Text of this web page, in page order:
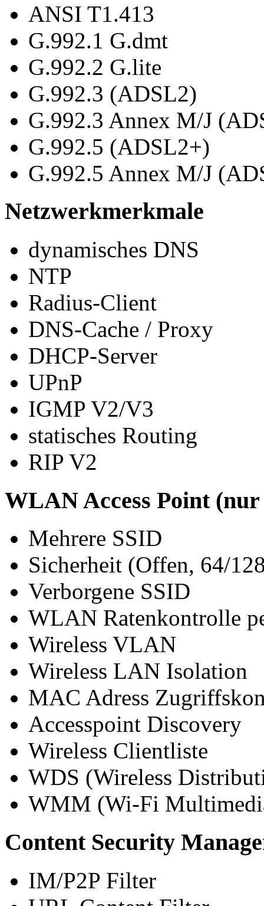
ANSI T1.413
G.992.1 G.dmt
G.992.2 G.lite
G.992.3 (ADSL2)
G.992.3 Annex M/J
G.992.5 (ADSL2+)
G.992.5 Annex M/J
Netzwerkmerkmale
dynamisches DNS
NTP
Radius-Client
DNS-Cache / Proxy
DHCP-Server
UPnP
IGMP V2/V3
statisches Routing
RIP V2
WLAN Access Point
Mehrere SSID
Sicherheit (Offen, 64/
Verborgene SSID
WLAN Ratenkontrolle
Wireless VLAN
Wireless LAN Isolation
MAC Adress
Accesspoint Discovery
Wireless Clientliste
WDS (Wireless
WMM (Wi-Fi
Content Security
IM/P2P Filter